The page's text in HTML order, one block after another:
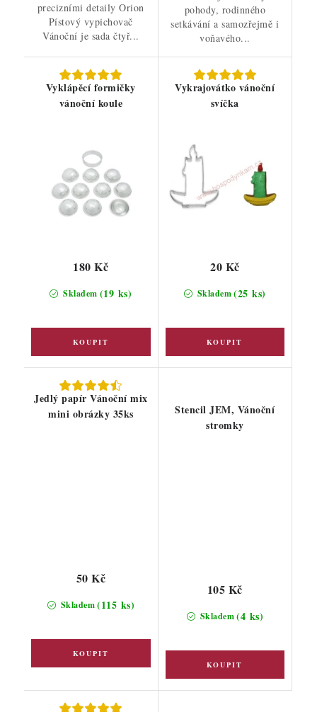
precizními detaily Orion
Pístový vypichovač
Vánoční je sada čtyř...
pohody, rodinného
setkávání a samozřejmě i
voňavého...
Vyklápěcí formičky
vánoční koule
Skladem (19 ks)
180 Kč
Vykrajovátko vánoční
svíčka
Skladem(25 ks)
20 Kč
Jedlý papír Vánoční mix
mini obrázky 35ks
Skladem(115 ks)
50 Kč
Stencil JEM, Vánoční
stromky
Skladem(4 ks)
105 Kč